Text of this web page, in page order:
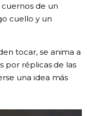
de un
cuello y un
tocar, se anima a
por réplicas de las
una idea más